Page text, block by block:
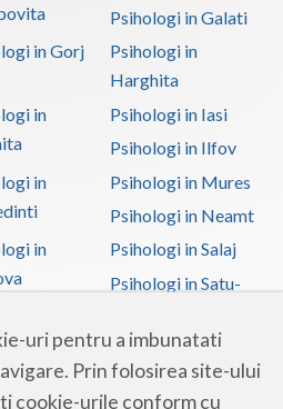
uri pentru a imbunatati
Prin folosirea site-ului
cookie-urile conform cu
Psihologi in Galati
in Gorj
Psihologi in
Harghita
in
Psihologi in Iasi
Psihologi in Ilfov
in
Psihologi in Mures
Psihologi in Neamt
in
Psihologi in Salaj
Psihologi in Satu-
in
Psihologi in
Teleorman